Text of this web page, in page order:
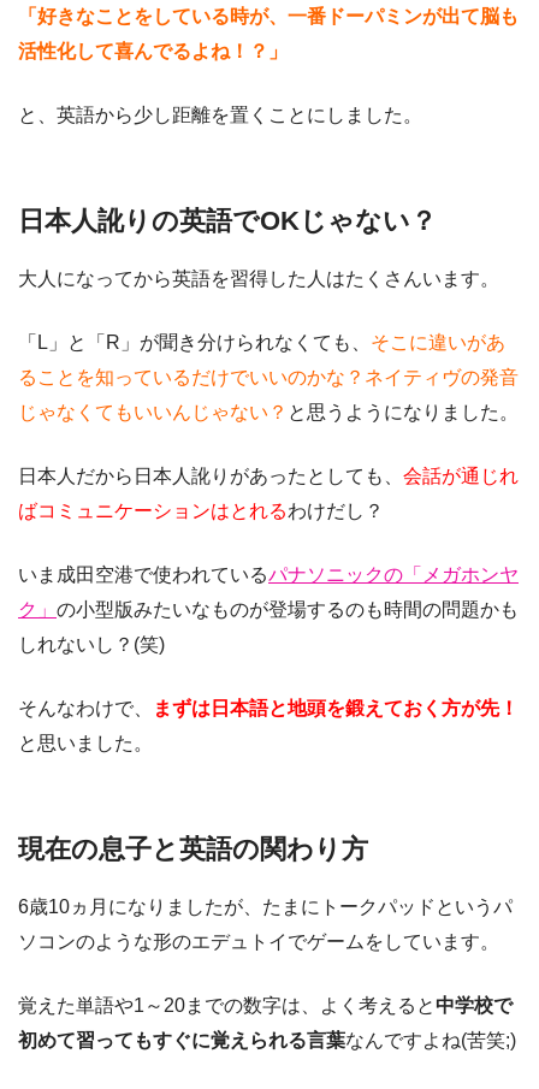
「好きなことをしている時が、一番ドーパミンが出て脳も
活性化して喜んでるよね！？」
と、英語から少し距離を置くことにしました。
日本人訛りの英語でOKじゃない？
大人になってから英語を習得した人はたくさんいます。
「L」と「R」が聞き分けられなくても、 そこに違いがあ
ることを知っているだけでいいのかな？ ネイティヴの発音
じゃなくてもいいんじゃない？ と思うようになりました。
日本人だから日本人訛りがあったとしても、 会話が通じれ
ばコミュニケーションはとれるわけだし？
いま成田空港で使われているパナソニックの「メガホンヤ
ク」 の小型版みたいなものが登場するのも時間の問題かも
しれないし？(笑)
そんなわけで、
まずは日本語と地頭を鍛えておく方が先！
と思いました。
現在の息子と英語の関わり方
6歳10ヵ月になりましたが、たまに トークパッド というパ
ソコンのような形のエデュトイでゲームをしています。
覚えた単語や1～20までの数字は、よく考えると中学校で
初めて習ってもすぐに覚えられる言葉なんですよね(苦笑;)